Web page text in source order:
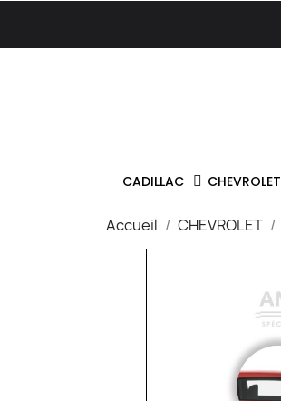
CADILLAC CHEVROLET
Accueil CHEVROLET